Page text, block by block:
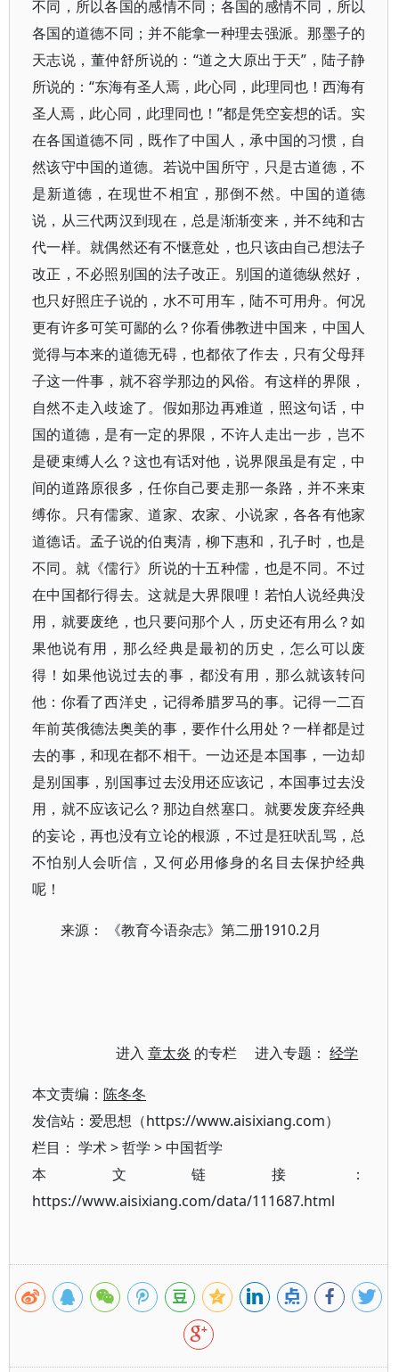
不同，所以各国的感情不同；各国的感情不同，所以
各国的道德不同；并不能拿一种理去强派。那墨子的
天志说，董仲舒所说的：“道之大原出于天”，陆子静
所说的：“东海有圣人焉，此心同，此理同也！西海有
圣人焉，此心同，此理同也！”都是凭空妄想的话。实
在各国道德不同，既作了中国人，承中国的习惯，自
然该守中国的道德。若说中国所守，只是古道德，不
是新道德，在现世不相宜，那倒不然。中国的道德
说，从三代两汉到现在，总是渐渐变来，并不纯和古
代一样。就偶然还有不惬意处，也只该由自己想法子
改正，不必照别国的法子改正。别国的道德纵然好，
也只好照庄子说的，水不可用车，陆不可用舟。何况
更有许多可笑可鄙的么？你看佛教进中国来，中国人
觉得与本来的道德无碍，也都依了作去，只有父母拜
子这一件事，就不容学那边的风俗。有这样的界限，
自然不走入歧途了。假如那边再难道，照这句话，中
国的道德，是有一定的界限，不许人走出一步，岂不
是硬束缚人么？这也有话对他，说界限虽是有定，中
间的道路原很多，任你自己要走那一条路，并不来束
缚你。只有儒家、道家、农家、小说家，各各有他家
道德话。孟子说的伯夷清，柳下惠和，孔子时，也是
不同。就《儒行》所说的十五种儒，也是不同。不过
在中国都行得去。这就是大界限哩！若怕人说经典没
用，就要废绝，也只要问那个人，历史还有用么？如
果他说有用，那么经典是最初的历史，怎么可以废
得！如果他说过去的事，都没有用，那么就该转问
他：你看了西洋史，记得希腊罗马的事。记得一二百
年前英俄德法奥美的事，要作什么用处？一样都是过
去的事，和现在都不相干。一边还是本国事，一边却
是别国事，别国事过去没用还应该记，本国事过去没
用，就不应该记么？那边自然塞口。就要发废弃经典
的妄论，再也没有立论的根源，不过是狂吠乱骂，总
不怕别人会听信，又何必用修身的名目去保护经典
呢！
来源： 《教育今语杂志》第二册1910.2月
进入章太炎 的专栏 进入专题：经学
本文责编： 陈冬冬
发信站：爱思想（https://www.aisixiang.com）
栏目： 学术>哲学 >中国哲学
本文链接：
https://www.aisixiang.com/data/111687.html